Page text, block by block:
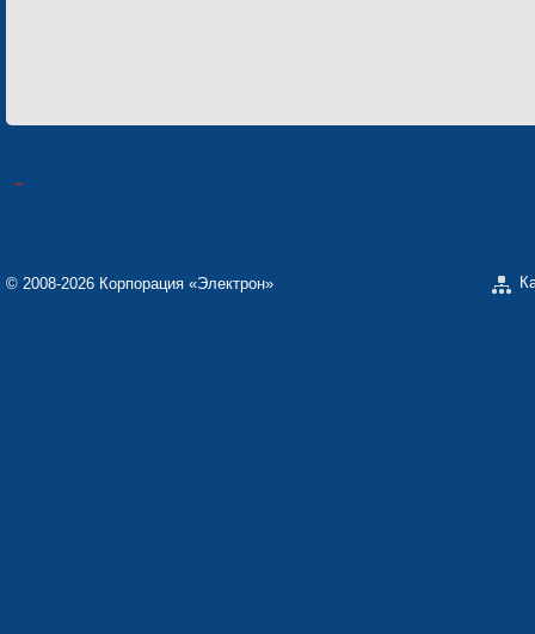
© 2008-2026 Корпорация «Электрон»